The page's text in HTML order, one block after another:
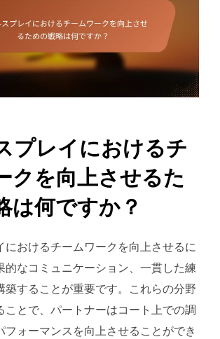
プレイにおけるチ
クを向上させるた
は何ですか？
におけるチームワークを向上させるに
的なコミュニケーション、一貫した練
築することが重要です。これらの分野
ことで、パートナーはコート上での調
フォーマンスを向上させることができ